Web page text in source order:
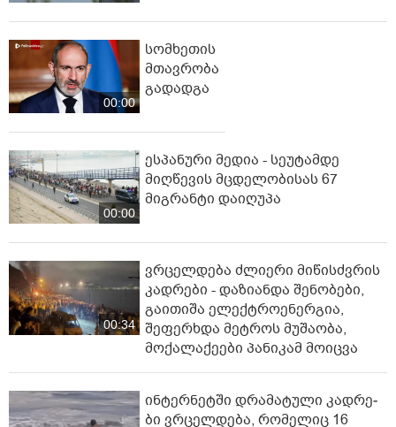
00:00
სომხეთის
მთავრობა
გადადგა
00:00
ესპანური მედია - სეუტამდე
მიღწევის მცდელობისას 67
მიგრანტი დაიღუპა
00:34
ვრცელდება ძლიერი მიწისძვრის
კადრები - დაზიანდა შენობები,
გაითიშა ელექტროენერგია,
შეფერხდა მეტროს მუშაობა,
მოქალაქეები პანიკამ მოიცვა
ინ­ტერ­ნეტ­ში დრა­მა­ტუ­ლი კად­რე­
ბი ვრცელდება, რომელიც 16